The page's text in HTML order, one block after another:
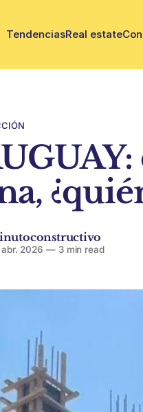
TendenciasReal estate
2026 —3 min read